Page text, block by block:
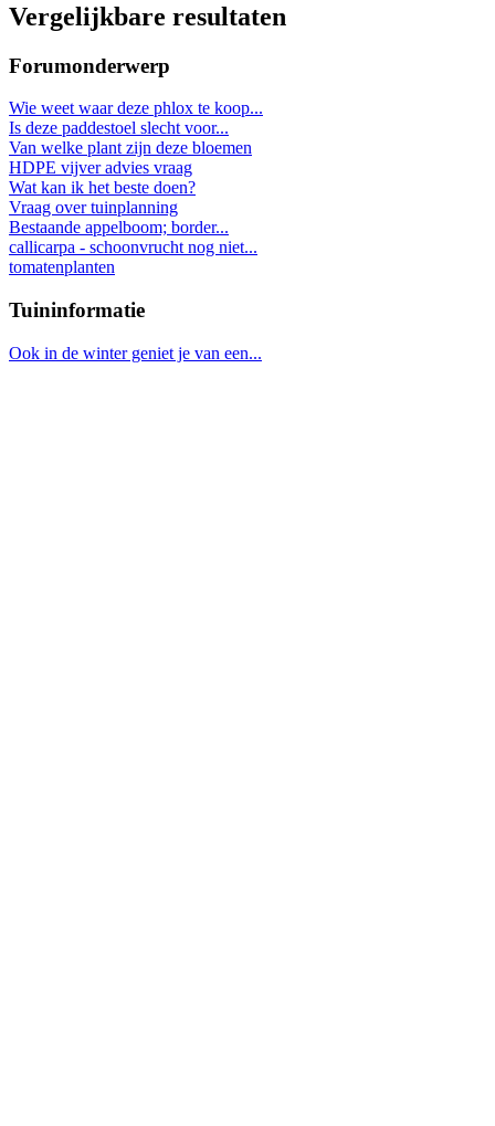
Vergelijkbare resultaten
Forumonderwerp
Wie weet waar deze phlox te koop...
Is deze paddestoel slecht voor...
Van welke plant zijn deze bloemen
HDPE vijver advies vraag
Wat kan ik het beste doen?
Vraag over tuinplanning
Bestaande appelboom; border...
callicarpa - schoonvrucht nog niet...
tomatenplanten
Tuininformatie
Ook in de winter geniet je van een...